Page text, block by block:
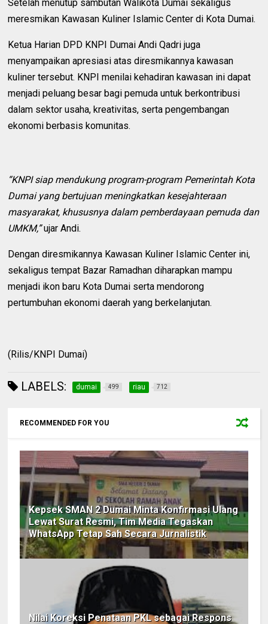
Setelah menutup sambutan Walikota Dumai sekaligus
meresmikan Kawasan Kuliner Islamic Center di Kota Dumai.
Ketua Harian DPD KNPI Dumai Andi Qadri juga
menyampaikan apresiasi atas diresmikannya kawasan
kuliner tersebut. KNPI menilai kehadiran kawasan ini dapat
menjadi peluang besar bagi pemuda untuk berkontribusi
dalam sektor usaha, kreativitas, serta pengembangan
ekonomi berbasis komunitas.
“KNPI siap mendukung program-program Pemerintah Kota
Dumai yang bertujuan meningkatkan kesejahteraan
masyarakat, khususnya dalam pemberdayaan pemuda dan
UMKM,”ujar Andi.
Dengan diresmikannya Kawasan Kuliner Islamic Center ini,
sekaligus tempat Bazar Ramadhan diharapkan mampu
menjadi ikon baru Kota Dumai serta mendorong
pertumbuhan ekonomi daerah yang berkelanjutan.
(Rilis/KNPI Dumai)
LABELS: dumai 499 riau 712
RECOMMENDED FOR YOU
Kepsek SMAN 2 Dumai Minta Konfirmasi Ulang
Lewat Surat Resmi, Tim Media Tegaskan
WhatsApp Tetap Sah Secara Jurnalistik
Nilai Koreksi Penataan PKL sebagai Respons